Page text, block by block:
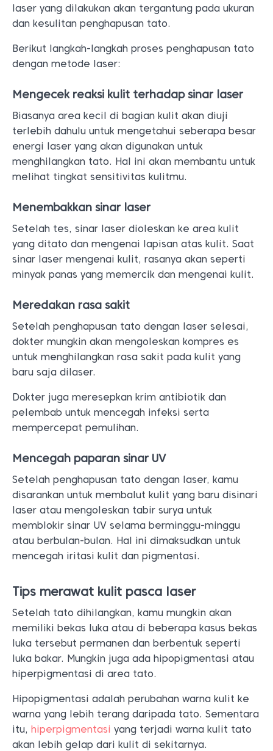
laser yang dilakukan akan tergantung pada ukuran
dan kesulitan penghapusan tato.
Berikut langkah-langkah proses penghapusan tato
dengan metode laser:
Mengecek reaksi kulit terhadap sinar laser
Biasanya area kecil di bagian kulit akan diuji
terlebih dahulu untuk mengetahui seberapa besar
energi laser yang akan digunakan untuk
menghilangkan tato. Hal ini akan membantu untuk
melihat tingkat sensitivitas kulitmu.
Menembakkan sinar laser
Setelah tes, sinar laser dioleskan ke area kulit
yang ditato dan mengenai lapisan atas kulit. Saat
sinar laser mengenai kulit, rasanya akan seperti
minyak panas yang memercik dan mengenai kulit.
Meredakan rasa sakit
Setelah penghapusan tato dengan laser selesai,
dokter mungkin akan mengoleskan kompres es
untuk menghilangkan rasa sakit pada kulit yang
baru saja dilaser.
Dokter juga meresepkan krim antibiotik dan
pelembab untuk mencegah infeksi serta
mempercepat pemulihan.
Mencegah paparan sinar UV
Setelah penghapusan tato dengan laser, kamu
disarankan untuk membalut kulit yang baru disinari
laser atau mengoleskan tabir surya untuk
memblokir sinar UV selama berminggu-minggu
atau berbulan-bulan. Hal ini dimaksudkan untuk
mencegah iritasi kulit dan pigmentasi.
Tips merawat kulit pasca laser
Setelah tato dihilangkan, kamu mungkin akan
memiliki bekas luka atau di beberapa kasus bekas
luka tersebut permanen dan berbentuk seperti
luka bakar. Mungkin juga ada hipopigmentasi atau
hiperpigmentasi di area tato.
Hipopigmentasi adalah perubahan warna kulit ke
warna yang lebih terang daripada tato. Sementara
itu, hiperpigmentasi yang terjadi warna kulit tato
akan lebih gelap dari kulit di sekitarnya.